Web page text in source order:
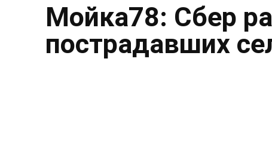
Мойка78: Сбер
пострадавших